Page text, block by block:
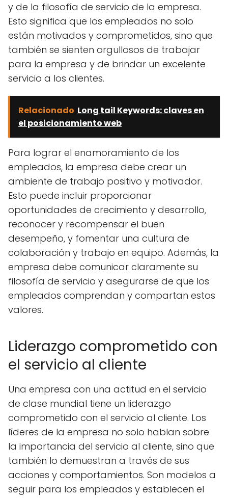
y de la filosofía de servicio de la empresa.
Esto significa que los empleados no solo
están motivados y comprometidos, sino que
también se sienten orgullosos de trabajar
para la empresa y de brindar un excelente
servicio a los clientes.
Relacionado Long tail Keywords: claves en
el posicionamiento web
Para lograr el enamoramiento de los
empleados, la empresa debe crear un
ambiente de trabajo positivo y motivador.
Esto puede incluir proporcionar
oportunidades de crecimiento y desarrollo,
reconocer y recompensar el buen
desempeño, y fomentar una cultura de
colaboración y trabajo en equipo. Además, la
empresa debe comunicar claramente su
filosofía de servicio y asegurarse de que los
empleados comprendan y compartan estos
valores.
Liderazgo comprometido con
el servicio al cliente
Una empresa con una actitud en el servicio
de clase mundial tiene un liderazgo
comprometido con el servicio al cliente. Los
líderes de la empresa no solo hablan sobre
la importancia del servicio al cliente, sino que
también lo demuestran a través de sus
acciones y comportamientos. Son modelos a
seguir para los empleados y establecen el